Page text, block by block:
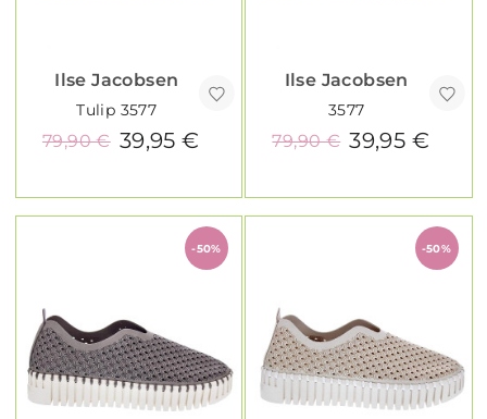
Ilse Jacobsen
Tulip 3577
39,95 €
79,90 €
Ilse Jacobsen
3577
39,95 €
79,90 €
-50% -50%